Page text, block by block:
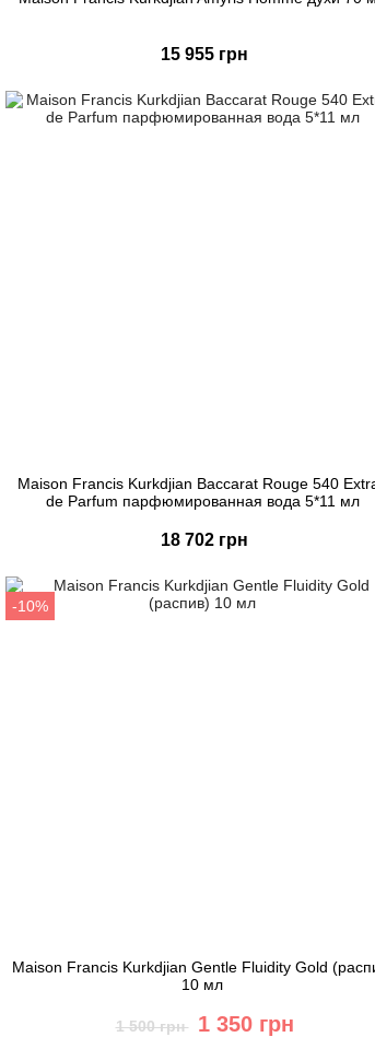
15 955 грн
Быстрый заказ
Maison Francis Kurkdjian Baccarat Rouge 540
de Parfum парфюмированная вода 5*11 мл
18 702 грн
Быстрый заказ
-10%
Maison Francis Kurkdjian Gentle Fluidity Gold
10 мл
1 500 грн 1 350 грн